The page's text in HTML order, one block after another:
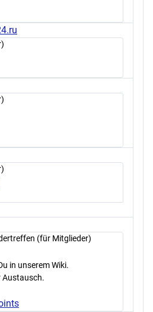
(für Mitglieder)
in unserem Wiki.
Austausch.